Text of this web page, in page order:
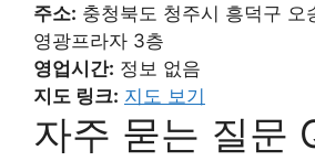
주소: 충청북도 청주시 흥덕구 오
영광프라자 3층
영업시간: 정보 없음
지도 링크: 지도 보기
자주 묻는 질문